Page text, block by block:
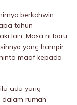
berkahwin
tahun
lain. Masa ni baru
yang hampir
maaf kepada
ada yang
dalam rumah